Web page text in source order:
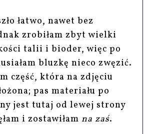
łatwo, nawet bez
zrobiłam zbyt wielki
talii i bioder, więc po
bluzkę nieco zwęzić.
część, która na zdjęciu
pas materiału po
jest tutaj od lewej strony
i zostawiłamna zaś.